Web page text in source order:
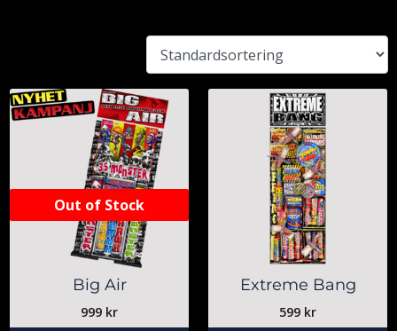
Out of Stock
Big Air
999 kr
Extreme Bang
599 kr